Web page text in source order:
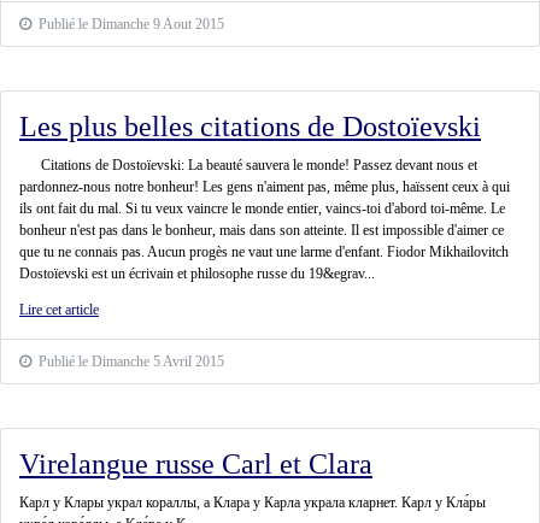
Publié le Dimanche 9 Aout 2015
Les plus belles citations de Dostoïevski
Citations de Dostoïevski: La beauté sauvera le monde! Passez devant nous et
pardonnez-nous notre bonheur! Les gens n'aiment pas, même plus, haïssent ceux à qui
ils ont fait du mal. Si tu veux vaincre le monde entier, vaincs-toi d'abord toi-même. Le
bonheur n'est pas dans le bonheur, mais dans son atteinte. Il est impossible d'aimer ce
que tu ne connais pas. Aucun progès ne vaut une larme d'enfant. Fiodor Mikhailovitch
Dostoïevski est un écrivain et philosophe russe du 19&egrav...
Lire cet article
Publié le Dimanche 5 Avril 2015
Virelangue russe Carl et Clara
Карл у Клары украл кораллы, а Клара у Карла украла кларнет. Карл у Кла́ры